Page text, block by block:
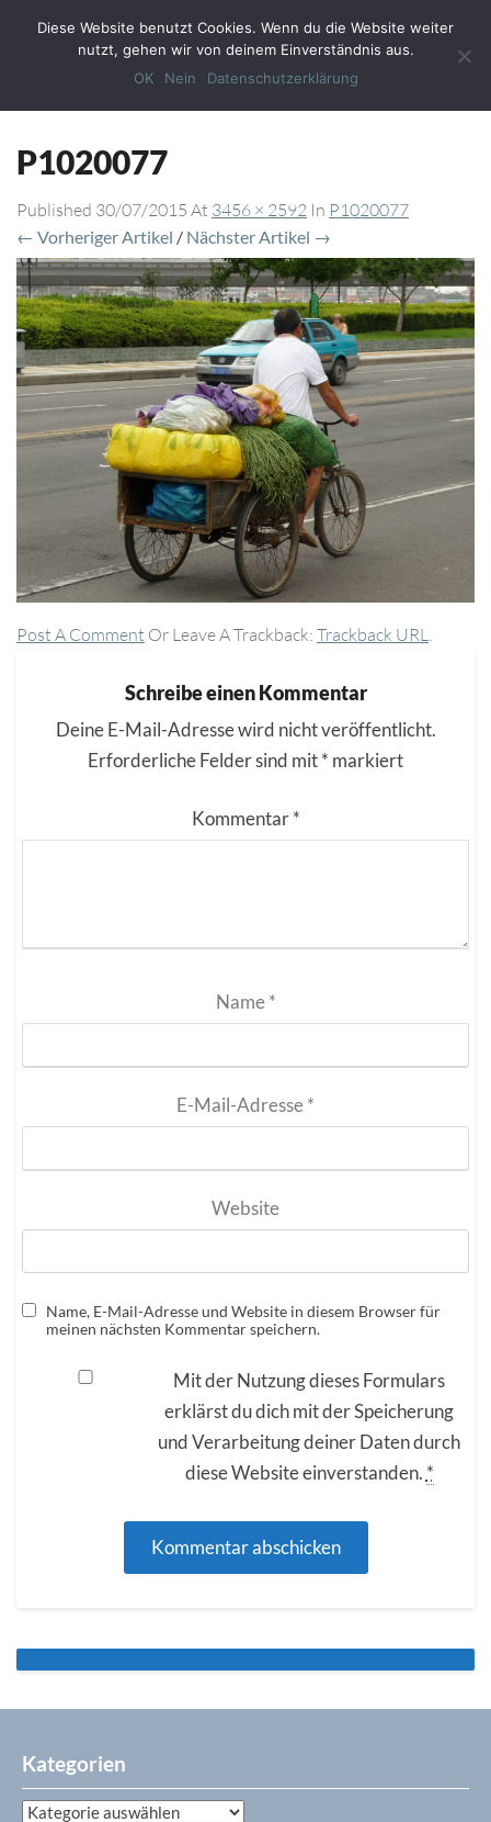
Toggle
P1020077
Published 30/07/2015 At 3456 × 2592 In P1020077
← Vorheriger Artikel / Nächster Artikel →
Post A Comment Or Leave A Trackback: Trackback URL
Schreibe einen Kommentar
Deine E-Mail-Adresse wird nicht veröffentlicht.
Erforderliche Felder sind mit* markiert
Kommentar*
Name*
E-Mail-Adresse*
Website
Name, E-Mail-Adresse und Website in diesem Browser für
meinen nächsten Kommentar speichern.
Mit der Nutzung dieses Formulars
erklärst du dich mit der Speicherung
und Verarbeitung deiner Daten durch
diese Website einverstanden. *
Kategorien
Kategorien
Diese Website benutzt Cookies. Wenn du die Website weiter
nutzt, gehen wir von deinem Einverständnis aus.
OK
Nein Datenschutzerklärung